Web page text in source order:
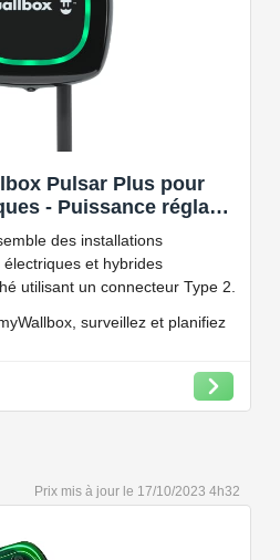
Pulsar Plus pour
- Puissance réglable
de Charge Type 2,
OCPP
des installations
et hybrides
utilisant un connecteur Type 2.
surveillez et planifiez
à l'intérieur et à l'extérieur,
puissance réglable jusqu'à 22
2 de 5 ou 7 mètres de long.
17/10/2023 4h32